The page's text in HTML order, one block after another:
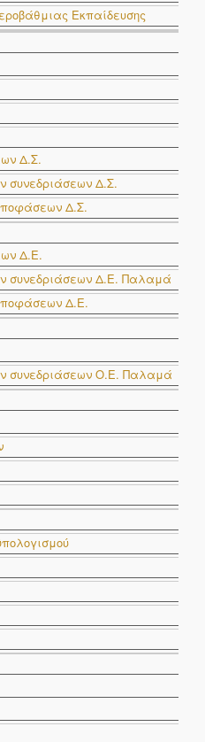
Εκπαίδευσης
Δ.Σ.
συνεδριάσεων Δ.Σ.
Δ.Σ.
Δ.Ε.
συνεδριάσεων Δ.E. Παλαμά
Δ.Ε.
συνεδριάσεων Ο.E. Παλαμά